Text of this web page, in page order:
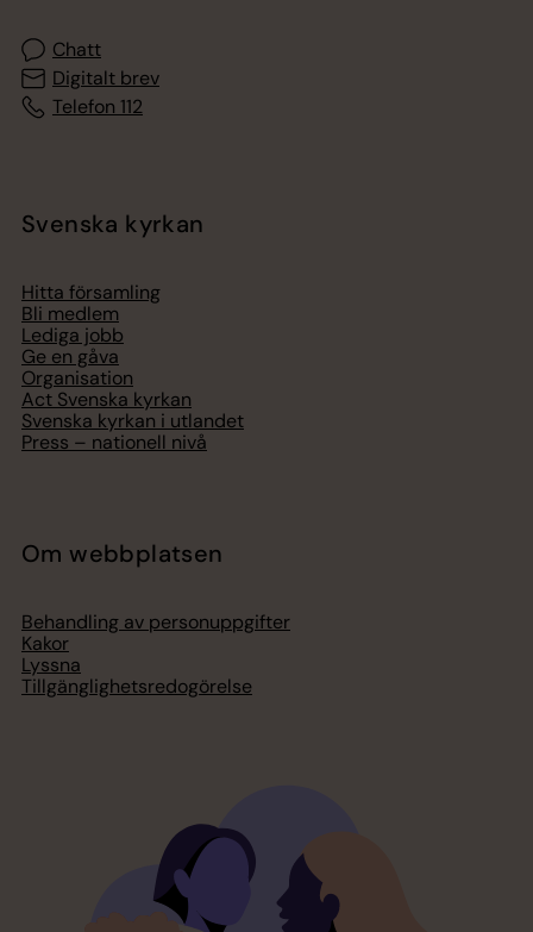
Chatt
Digitalt brev
Telefon 112
Svenska kyrkan
Hitta församling
Bli medlem
Lediga jobb
Ge en gåva
Organisation
Act Svenska kyrkan
Svenska kyrkan i utlandet
Press – nationell nivå
Om webbplatsen
Behandling av personuppgifter
Kakor
Lyssna
Tillgänglighetsredogörelse